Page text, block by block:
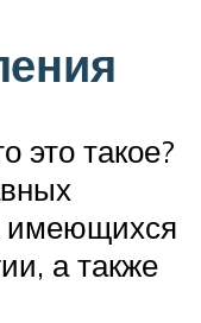
это такое?
имеющихся
а также